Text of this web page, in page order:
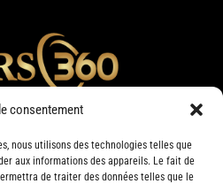
consentement
nous utilisons des technologies telles que
aux informations des appareils. Le fait de
de traiter des données telles que le